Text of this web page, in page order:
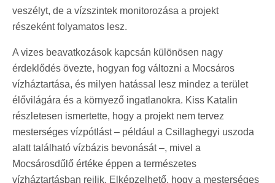
veszélyt, de a vízszintek monitorozása a projekt
részeként folyamatos lesz.
A vizes beavatkozások kapcsán különösen nagy
érdeklődés övezte, hogyan fog változni a Mocsáros
vízháztartása, és milyen hatással lesz mindez a terület
élővilágára és a környező ingatlanokra. Kiss Katalin
részletesen ismertette, hogy a projekt nem tervez
mesterséges vízpótlást – például a Csillaghegyi uszoda
alatt található vízbázis bevonását –, mivel a
Mocsárosdűlő értéke éppen a természetes
vízháztartásban rejlik. Elképzelhető, hogy a mesterséges